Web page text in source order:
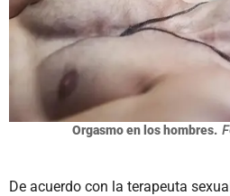
Orgasmo en los hombres.
De acuerdo con la terapeuta